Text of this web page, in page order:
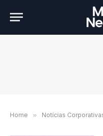
Home » Notícias